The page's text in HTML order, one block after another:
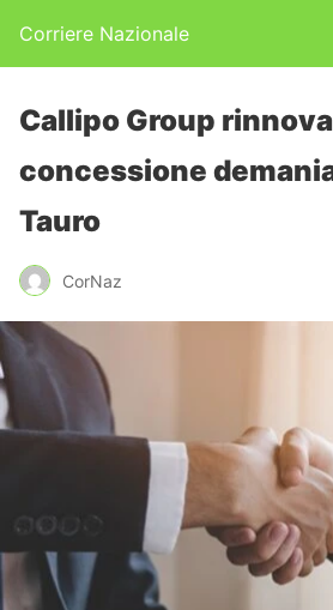
Corriere Nazionale
Callipo Group
concessione
Tauro
CorNaz